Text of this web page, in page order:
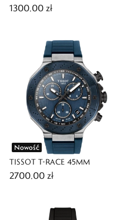
1300,00 zł
Nowość
TISSOT T-RACE 45MM
2700,00 zł